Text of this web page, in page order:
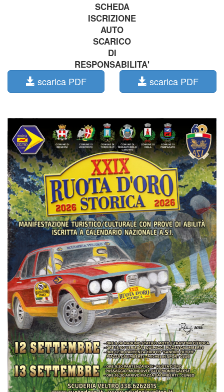
SCHEDA
ISCRIZIONE
AUTO
SCARICO
DI
RESPONSABILITA'
scarica PDF scarica PDF